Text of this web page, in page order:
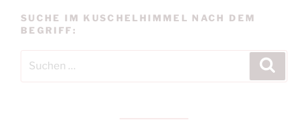
SUCHE IM KUSCHELHIMMEL NACH DEM
BEGRIFF: